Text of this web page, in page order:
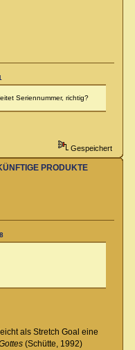
Seriennummer, richtig?
Gespeichert
PRODUKTE
als Stretch Goal eine
(Schütte, 1992)